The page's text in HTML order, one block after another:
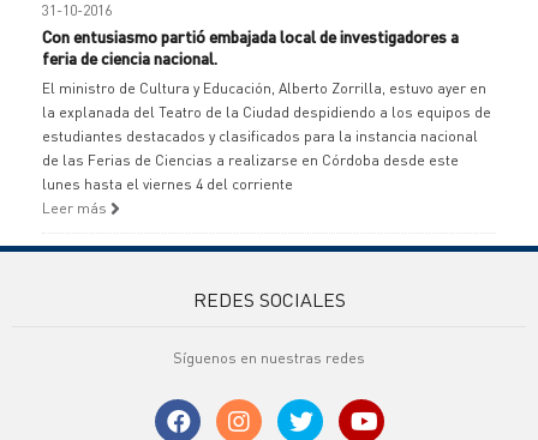
31-10-2016
Con entusiasmo partió embajada local de investigadores a
feria de ciencia nacional.
El ministro de Cultura y Educación, Alberto Zorrilla, estuvo ayer en
la explanada del Teatro de la Ciudad despidiendo a los equipos de
estudiantes destacados y clasificados para la instancia nacional
de las Ferias de Ciencias a realizarse en Córdoba desde este
lunes hasta el viernes 4 del corriente
Leer más
REDES SOCIALES
Síguenos en nuestras redes